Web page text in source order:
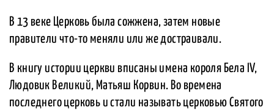
В 13 веке Церковь была сожжена, затем новые
правители что-то меняли или же достраивали.
В книгу истории церкви вписаны имена короля Бела IV,
Людовик Великий, Матьяш Корвин. Во времена
последнего церковь и стали называть церковью Святого